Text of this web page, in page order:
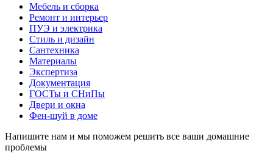
Мебель и сборка
Ремонт и интерьер
ПУЭ и электрика
Стиль и дизайн
Сантехника
Материалы
Экспертиза
Документация
ГОСТы и СНиПы
Двери и окна
Фен-шуй в доме
Напишите нам и мы поможем решить все ваши домашние
проблемы